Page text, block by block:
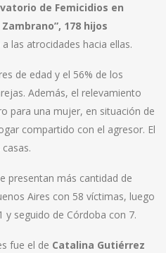
de Femicidios en
178 hijos
las atrocidades hacia ellas.
de edad y el 56% de los
Además, el relevamiento
para una mujer, en situación de
compartido con el agresor. El
presentan más cantidad de
Aires con 58 víctimas, luego
y seguido de Córdoba con 7.
fue el de Catalina Gutiérrez